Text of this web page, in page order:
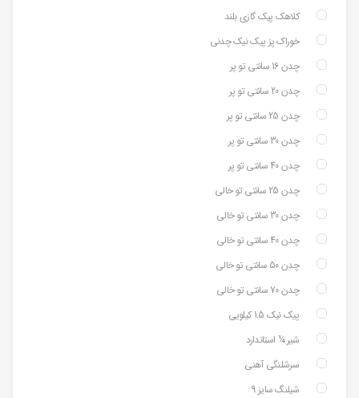
کلاهک پیک گازی بلند
خوراک پز پیک نیک چدنی
چدن 16 سانتی تو پر
چدن 20 سانتی تو پر
چدن 25 سانتی تو پر
چدن 30 سانتی تو پر
چدن 40 سانتی تو پر
چدن 25 سانتی تو خالی
چدن 30 سانتی تو خالی
چدن 40 سانتی تو خالی
چدن 50 سانتی تو خالی
چدن 70 سانتی تو خالی
پیک نیک 1.5 کیلویی
شیر ¼ استاندارد
سرشلنگی آهنی
شیلنگ سایز 9